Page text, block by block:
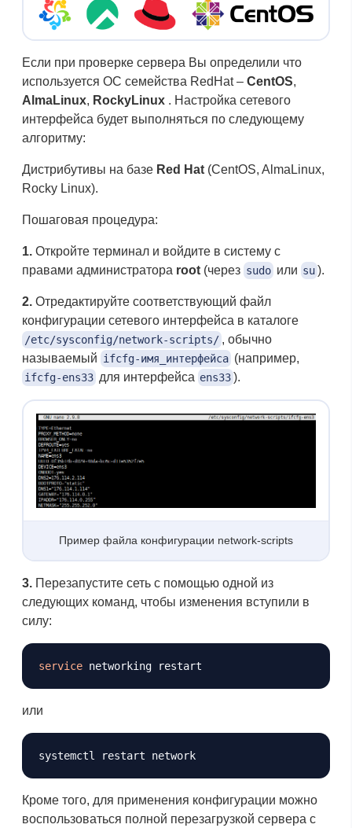
Если при проверке сервера Вы определили что
используется ОС семейства RedHat – CentOS,
AlmaLinux, RockyLinux . Настройка сетевого
интерфейса будет выполняться по следующему
алгоритму:
Дистрибутивы на базе Red Hat (CentOS, AlmaLinux,
Rocky Linux).
Пошаговая процедура:
1. Откройте терминал и войдите в систему с
правами администратора root (через sudo или su).
2. Отредактируйте соответствующий файл
конфигурации сетевого интерфейса в каталоге
/etc/sysconfig/network-scripts/ , обычно
называемый ifcfg-имя_интерфейса (например,
ifcfg-ens33 для интерфейса ens33).
Пример файла конфигурации network-scripts
3. Перезапустите сеть с помощью одной из
следующих команд, чтобы изменения вступили в
силу:
service
или
Кроме того, для применения конфигурации можно
воспользоваться полной перезагрузкой сервера с